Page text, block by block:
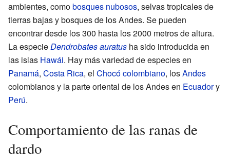
ambientes, comobosques nubosos, selvas tropicales de
tierras bajas y bosques de los Andes. Se pueden
encontrar desde los 300 hasta los 2000 metros de altura.
La especieDendrobates auratus ha sido introducida en
las islas Hawái. Hay más variedad de especies en
Panamá, Costa Rica, el Chocócolombiano, losAndes
colombianos y la parte oriental de los Andes en Ecuadory
Perú.
Comportamiento de las ranas de
dardo